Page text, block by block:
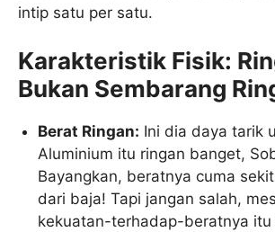
intip satu per satu.
Karakteristik Fisik:
Bukan Sembarang
Berat Ringan: Ini dia daya tarik
Aluminium itu ringan banget,
Bayangkan, beratnya cuma
dari baja! Tapi jangan salah,
kekuatan-terhadap-beratnya